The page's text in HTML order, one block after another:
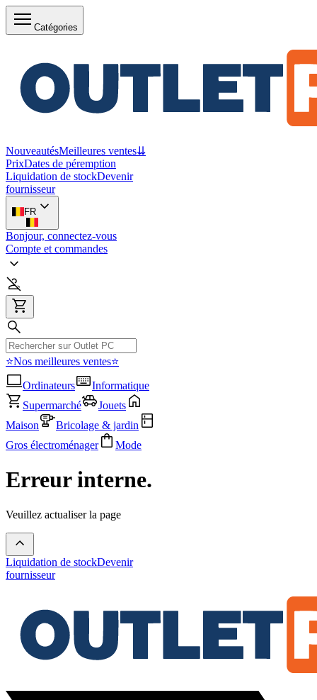
Catégories
NouveautésMeilleures ventes⇊
PrixDates de péremption
Liquidation de stockDevenir
fournisseur
FR
Bonjour, connectez-vous
Compte et commandes
⭐Nos meilleures ventes⭐
Ordinateurs
Informatique
Supermarché
Jouets
Maison
Bricolage & jardin
Gros électroménager
Mode
Erreur interne.
Veuillez actualiser la page
Liquidation de stockDevenir
fournisseur